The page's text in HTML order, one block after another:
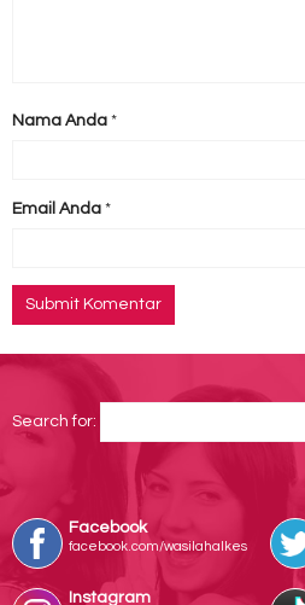
Nama Anda *
Email Anda *
Search for:
Facebook
facebook.com/wasilahalkes
Instagram